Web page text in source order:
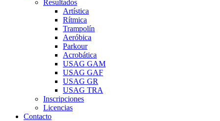
Resultados
Artística
Rítmica
Trampolín
Aeróbica
Parkour
Acrobática
USAG GAM
USAG GAF
USAG GR
USAG TRA
Inscripciones
Licencias
Contacto